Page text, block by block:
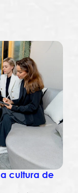
cultura de